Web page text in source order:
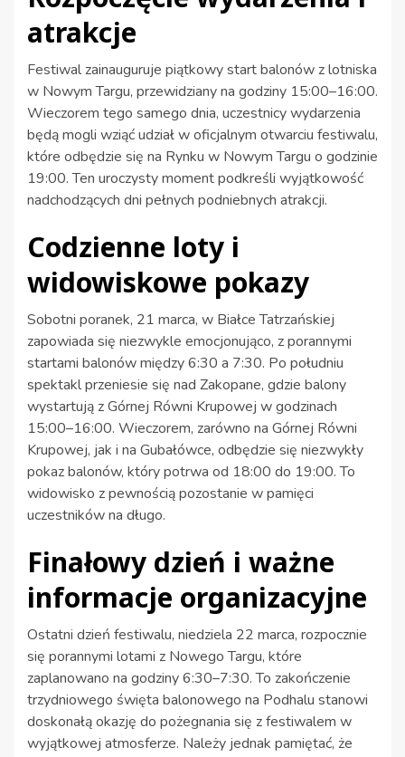
atrakcje
Festiwal zainauguruje piątkowy start balonów z lotniska
w Nowym Targu, przewidziany na godziny 15:00–16:00.
Wieczorem tego samego dnia, uczestnicy wydarzenia
będą mogli wziąć udział w oficjalnym otwarciu festiwalu,
które odbędzie się na Rynku w Nowym Targu o godzinie
19:00. Ten uroczysty moment podkreśli wyjątkowość
nadchodzących dni pełnych podniebnych atrakcji.
Codzienne loty i
widowiskowe pokazy
Sobotni poranek, 21 marca, w Białce Tatrzańskiej
zapowiada się niezwykle emocjonująco, z porannymi
startami balonów między 6:30 a 7:30. Po południu
spektakl przeniesie się nad Zakopane, gdzie balony
wystartują z Górnej Równi Krupowej w godzinach
15:00–16:00. Wieczorem, zarówno na Górnej Równi
Krupowej, jak i na Gubałówce, odbędzie się niezwykły
pokaz balonów, który potrwa od 18:00 do 19:00. To
widowisko z pewnością pozostanie w pamięci
uczestników na długo.
Finałowy dzień i ważne
informacje organizacyjne
Ostatni dzień festiwalu, niedziela 22 marca, rozpocznie
się porannymi lotami z Nowego Targu, które
zaplanowano na godziny 6:30–7:30. To zakończenie
trzydniowego święta balonowego na Podhalu stanowi
doskonałą okazję do pożegnania się z festiwalem w
wyjątkowej atmosferze. Należy jednak pamiętać, że